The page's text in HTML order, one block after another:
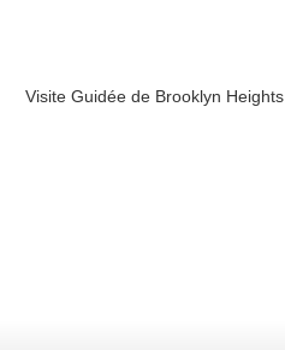
Visite Guidée de Brooklyn Heights